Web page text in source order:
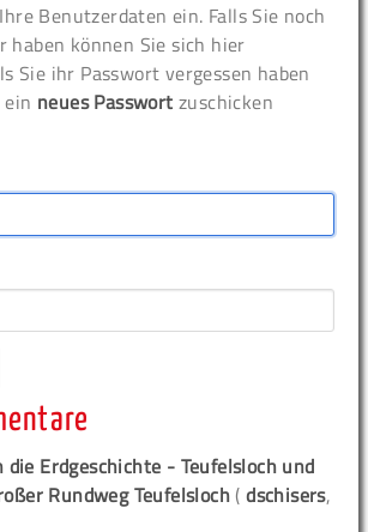
Benutzerdaten ein. Falls Sie noch
haben können Sie sich hier
Sie ihr Passwort vergessen haben
neues Passwort zuschicken
die Erdgeschichte - Teufelsloch und
Rundweg Teufelsloch (dschisers,